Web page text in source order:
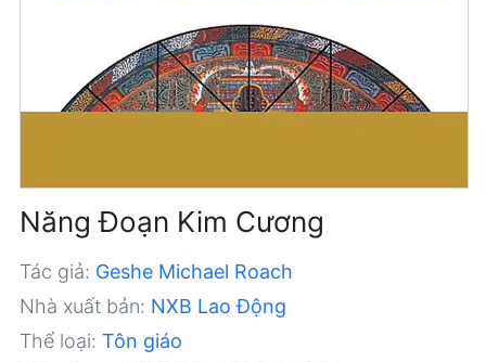
Năng Đoạn Kim Cương
Tác giả: Geshe Michael Roach
Nhà xuất bản: NXB Lao Động
Thể loại: Tôn giáo